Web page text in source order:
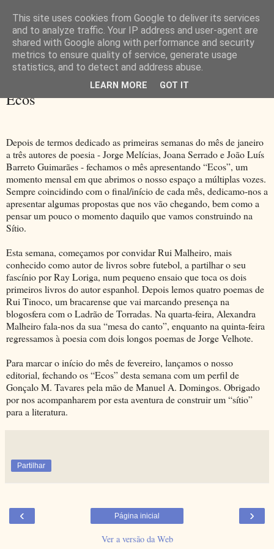
domingo, 27 de janeiro de 2013
Ecos
Depois de termos dedicado as primeiras semanas do mês de janeiro
a três autores de poesia - Jorge Melícias, Joana Serrado e João Luís
Barreto Guimarães - fechamos o mês apresentando “Ecos”, um
momento mensal em que abrimos o nosso espaço a múltiplas vozes.
Sempre coincidindo com o final/início de cada mês, dedicamo-nos a
apresentar algumas propostas que nos vão chegando, bem como a
pensar um pouco o momento daquilo que vamos construindo na
Sítio.
Esta semana, começamos por convidar Rui Malheiro, mais
conhecido como autor de livros sobre futebol, a partilhar o seu
fascínio por Ray Loriga, num pequeno ensaio que toca os dois
primeiros livros do autor espanhol. Depois lemos quatro poemas de
Rui Tinoco, um bracarense que vai marcando presença na
blogosfera com o Ladrão de Torradas. Na quarta-feira, Alexandra
Malheiro fala-nos da sua “mesa do canto”, enquanto na quinta-feira
regressamos à poesia com dois longos poemas de Jorge Velhote.
Para marcar o início do mês de fevereiro, lançamos o nosso
editorial, fechando os “Ecos” desta semana com um perfil de
Gonçalo M. Tavares pela mão de Manuel A. Domingos. Obrigado
por nos acompanharem por esta aventura de construir um “sítio”
para a literatura.
Partilhar
‹ ›
Página inicial
Ver a versão da Web
This site uses cookies from Google to deliver its services
and to analyze traffic. Your IP address and user-agent are
shared with Google along with performance and security
metrics to ensure quality of service, generate usage
statistics, and to detect and address abuse.
LEARN MORE GOT IT